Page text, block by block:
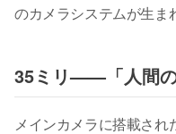
のカメラシステムが生ま
35ミリ——「人間
メインカメラに搭載さ